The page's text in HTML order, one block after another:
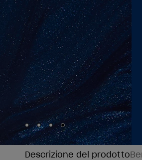
Skip to slide1
Skip to slide 2
Skip to slide3
Skip to slide4
Descrizione del prodotto